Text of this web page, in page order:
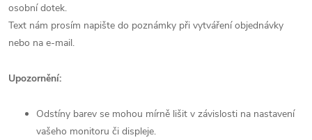
osobní dotek.
Text nám prosím napište do poznámky při vytváření objednávky
nebo na e-mail.
Upozornění:
Odstíny barev se mohou mírně lišit v závislosti na nastavení
vašeho monitoru či displeje.